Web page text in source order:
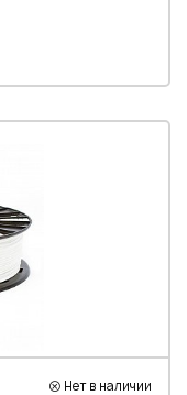
Нет в наличии